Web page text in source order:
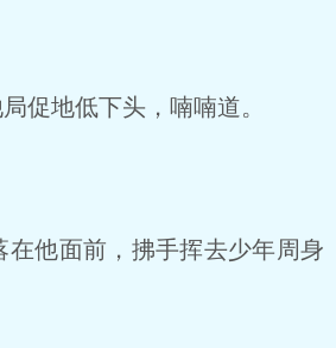
地低下头，喃喃道。
他面前，拂手挥去少年周身